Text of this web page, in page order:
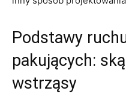
Podstawy
pakujących:
wstrząsy